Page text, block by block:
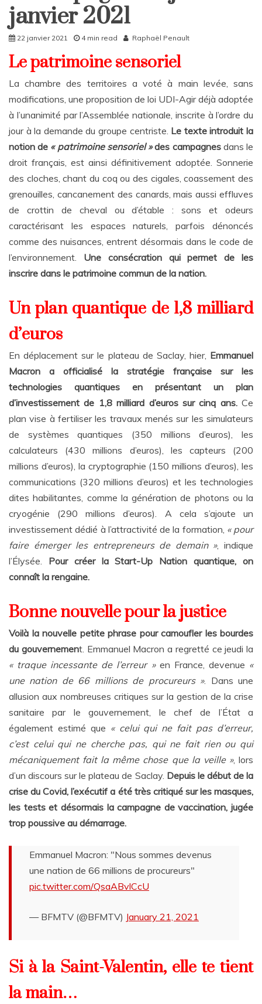
Rattrapages
Rattrapages
janvier 2021
22 janvier 2021 4 min read Raphaël Penault
Le patrimoine sensoriel
La chambre des territoires a voté à main levée, sans
modifications, une proposition de loi UDI-Agir déjà adoptée
à l’unanimité par l’Assemblée nationale, inscrite à l’ordre du
jour à la demande du groupe centriste. Le texte introduit la
notion de « patrimoine sensoriel » des campagnesdans le
droit français, est ainsi définitivement adoptée. Sonnerie
des cloches, chant du coq ou des cigales, coassement des
grenouilles, cancanement des canards, mais aussi effluves
de crottin de cheval ou d’étable : sons et odeurs
caractérisant les espaces naturels, parfois dénoncés
comme des nuisances, entrent désormais dans le code de
l’environnement. Une consécration qui permet de les
inscrire dans le patrimoine commun de la nation.
Un plan quantique de 1,8 milliard
d’euros
En déplacement sur le plateau de Saclay, hier, Emmanuel
Macron a officialisé la stratégie française sur les
technologies quantiques en présentant un plan
d’investissement de 1,8 milliard d’euros sur cinq ans.Ce
plan vise à fertiliser les travaux menés sur les simulateurs
de systèmes quantiques (350 millions d’euros), les
calculateurs (430 millions d’euros), les capteurs (200
millions d’euros), la cryptographie (150 millions d’euros), les
communications (320 millions d’euros) et les technologies
dites habilitantes, comme la génération de photons ou la
cryogénie (290 millions d’euros). A cela s’ajoute un
investissement dédié à l’attractivité de la formation, « pour
faire émerger les entrepreneurs de demain », indique
l’Élysée. Pour créer la Start-Up Nation quantique, on
connaît la rengaine.
Bonne nouvelle pour la justice
Voilà la nouvelle petite phrase pour camoufler les bourdes
du gouvernement. Emmanuel Macron a regretté ce jeudi la
« traque incessante de l’erreur »en France, devenue «
une nation de 66 millions de procureurs ». Dans une
allusion aux nombreuses critiques sur la gestion de la crise
sanitaire par le gouvernement, le chef de l’État a
également estimé que « celui qui ne fait pas d’erreur,
c’est celui qui ne cherche pas, qui ne fait rien ou qui
mécaniquement fait la même chose que la veille », lors
d’un discours sur le plateau de Saclay. Depuis le début de la
crise du Covid, l’exécutif a été très critiqué sur les masques,
les tests et désormais la campagne de vaccination, jugée
trop poussive au démarrage.
Emmanuel Macron: "Nous sommes devenus
une nation de 66 millions de procureurs"
pic.twitter.com/QsaABvlCcU
— BFMTV (@BFMTV) January 21, 2021
Si à la Saint-Valentin, elle te tient
lamain…